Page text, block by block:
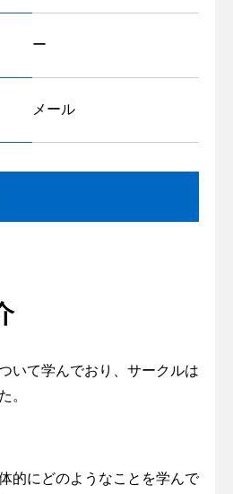
ー
メール
いて学んでおり、サークルは
。
的にどのようなことを学んで